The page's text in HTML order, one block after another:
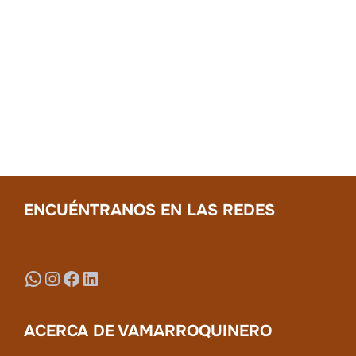
ENCUÉNTRANOS EN LAS REDES
WhatsApp
Instagram
Facebook
LinkedIn
ACERCA DE VAMARROQUINERO